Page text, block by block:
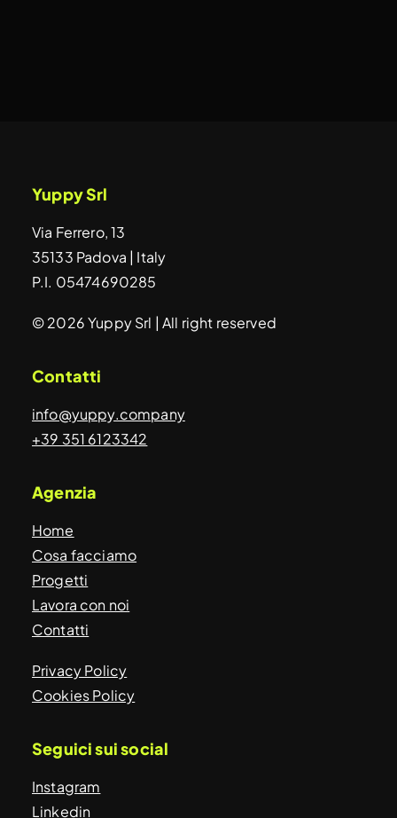
Yuppy Srl
Via Ferrero, 13
35133 Padova | Italy
P.I. 05474690285
© 2026 Yuppy Srl | All right reserved
Contatti
info@yuppy.company
+39 351 6123342
Agenzia
Home
Cosa facciamo
Progetti
Lavora con noi
Contatti
Privacy Policy
Cookies Policy
Seguici sui social
Instagram
Linkedin